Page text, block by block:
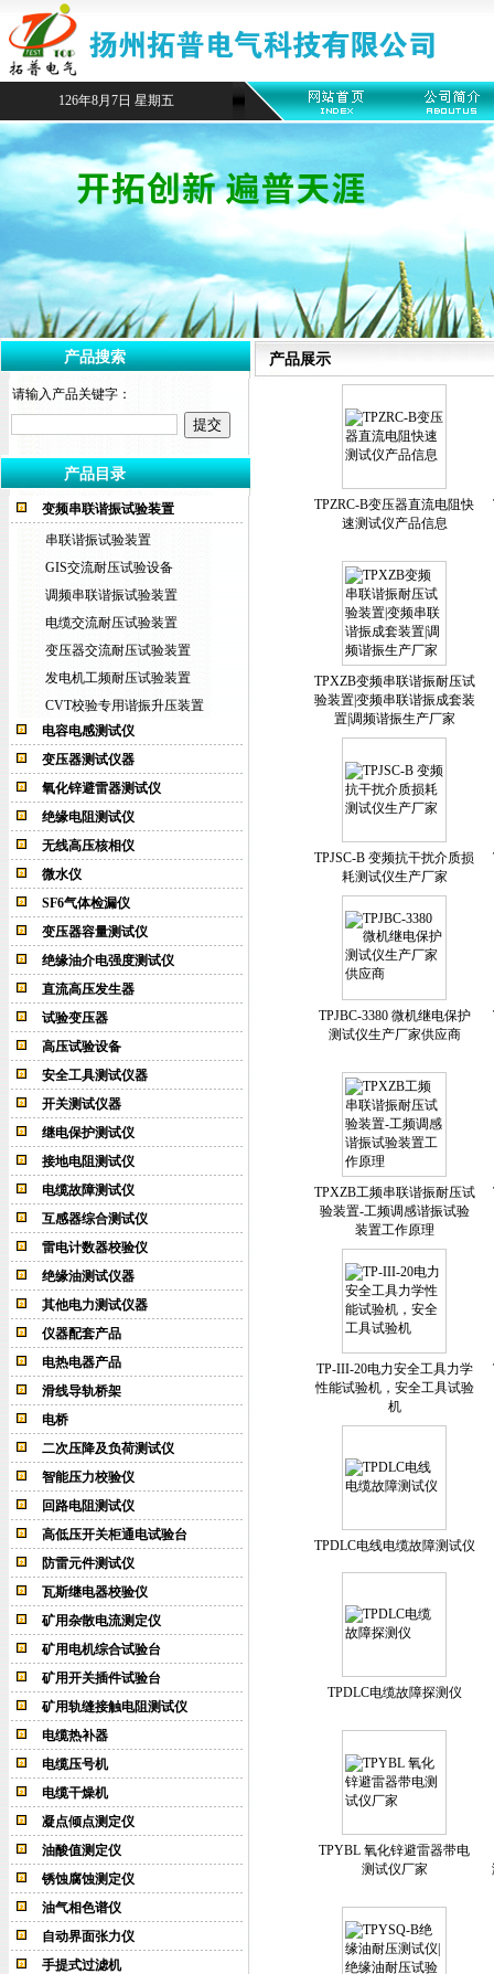
126年8月7日 星期五
产品搜索
请输入产品关键字：
产品目录
变频串联谐振试验装置
串联谐振试验装置
GIS交流耐压试验设备
调频串联谐振试验装置
电缆交流耐压试验装置
变压器交流耐压试验装置
发电机工频耐压试验装置
CVT校验专用谐振升压装置
电容电感测试仪
变压器测试仪器
氧化锌避雷器测试仪
绝缘电阻测试仪
无线高压核相仪
微水仪
SF6气体检漏仪
变压器容量测试仪
绝缘油介电强度测试仪
直流高压发生器
试验变压器
高压试验设备
安全工具测试仪器
开关测试仪器
继电保护测试仪
接地电阻测试仪
电缆故障测试仪
互感器综合测试仪
雷电计数器校验仪
绝缘油测试仪器
其他电力测试仪器
仪器配套产品
电热电器产品
滑线导轨桥架
电桥
二次压降及负荷测试仪
智能压力校验仪
回路电阻测试仪
高低压开关柜通电试验台
防雷元件测试仪
瓦斯继电器校验仪
矿用杂散电流测定仪
矿用电机综合试验台
矿用开关插件试验台
矿用轨缝接触电阻测试仪
电缆热补器
电缆压号机
电缆干燥机
凝点倾点测定仪
油酸值测定仪
锈蚀腐蚀测定仪
油气相色谱仪
自动界面张力仪
手提式过滤机
产品展示
TPZRC-B变压器直流电阻快
速测试仪产品信息
TPXZB变频串联谐振耐压试
验装置|变频串联谐振成套装
置|调频谐振生产厂家
TPJSC-B 变频抗干扰介质损
耗测试仪生产厂家
TPJBC-3380 微机继电保护
测试仪生产厂家供应商
TPXZB工频串联谐振耐压试
验装置-工频调感谐振试验
装置工作原理
TP-III-20电力安全工具力学
性能试验机，安全工具试验
机
TPDLC电线电缆故障测试仪
TPDLC电缆故障探测仪
TPYBL 氧化锌避雷器带电
测试仪厂家